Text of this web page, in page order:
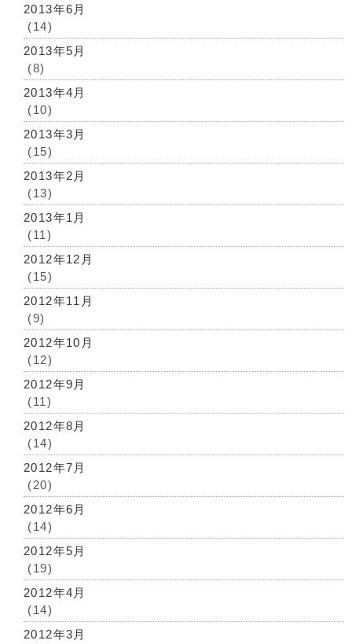
2013年6月
(14)
2013年5月
(8)
2013年4月
(10)
2013年3月
(15)
2013年2月
(13)
2013年1月
(11)
2012年12月
(15)
2012年11月
(9)
2012年10月
(12)
2012年9月
(11)
2012年8月
(14)
2012年7月
(20)
2012年6月
(14)
2012年5月
(19)
2012年4月
(14)
2012年3月